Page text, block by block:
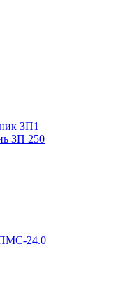
ЗП1
ЗП 250
ПМС-24.0